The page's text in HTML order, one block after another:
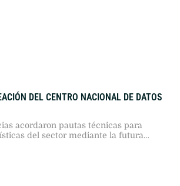
DEL CENTRO NACIONAL DE DATOS
acordaron pautas técnicas para
del sector mediante la futura
de información.